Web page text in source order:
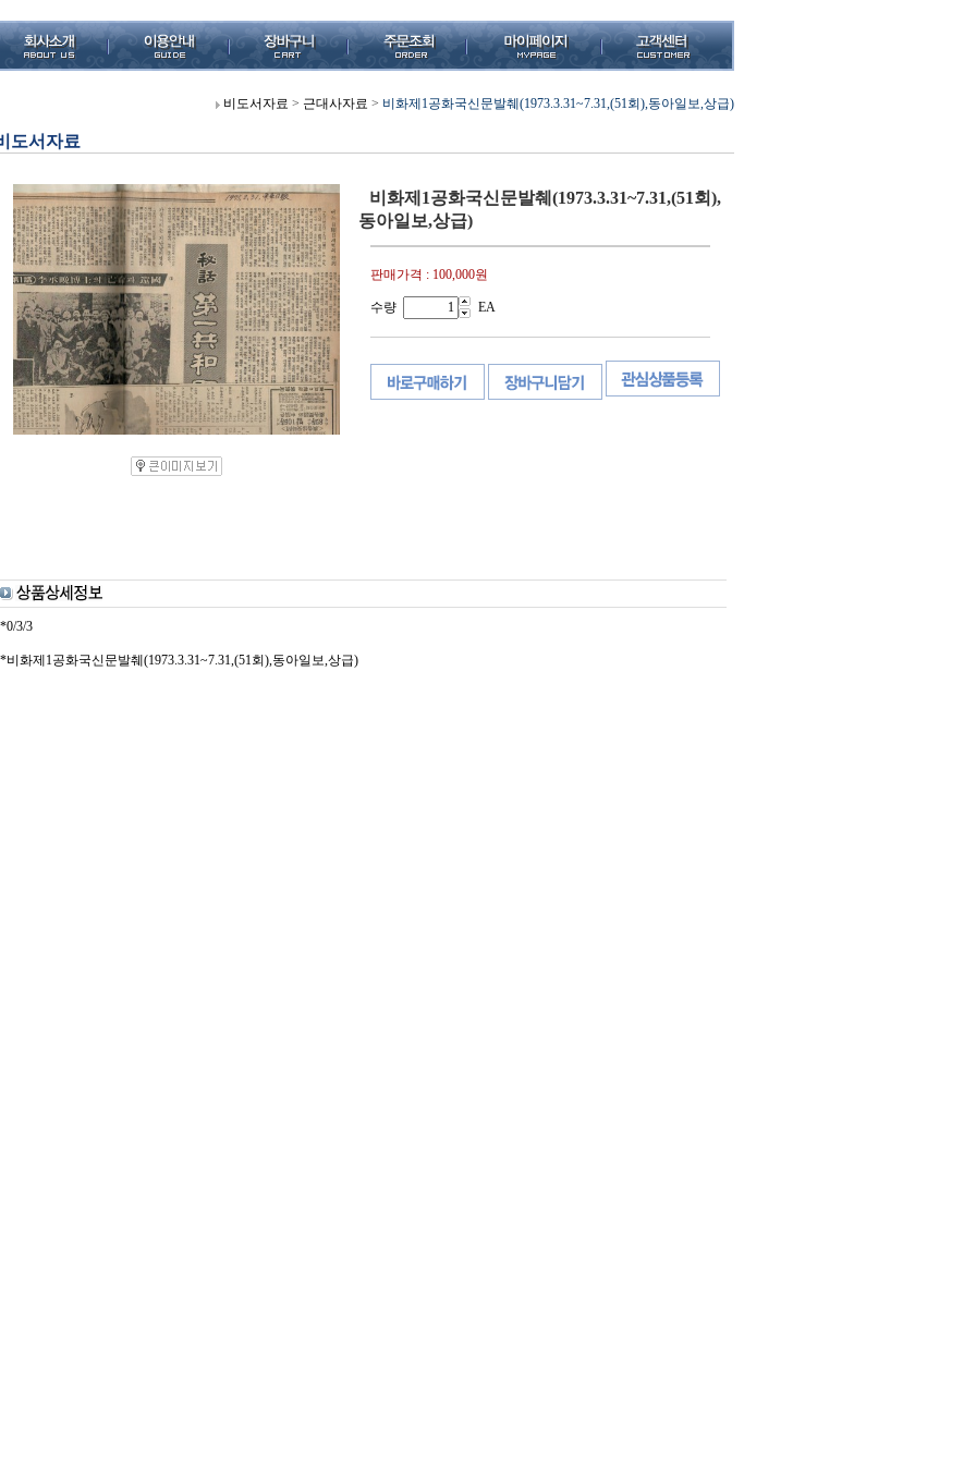
비도서자료 > 근대사자료 > 비화제1공화국신문발췌(1973.3.31~7.31,(51회),동아일보,상급)
도서자료
비화제1공화국신문발췌(1973.3.31~7.31,(51회),
동아일보,상급)
판매가격 : 100,000원
수량 EA
*0/3/3
*비화제1공화국신문발췌(1973.3.31~7.31,(51회),동아일보,상급)